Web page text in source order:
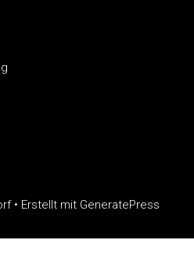
• Erstellt mit GeneratePress